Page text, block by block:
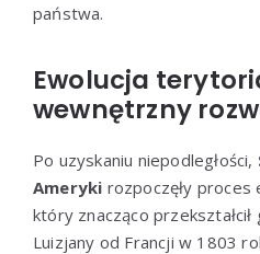
państwa.
Ewolucja
wewnętrzny
Po uzyskaniu niepodległości,
Ameryki rozpoczęły
który znacząco
Luizjany od Francji w 1803